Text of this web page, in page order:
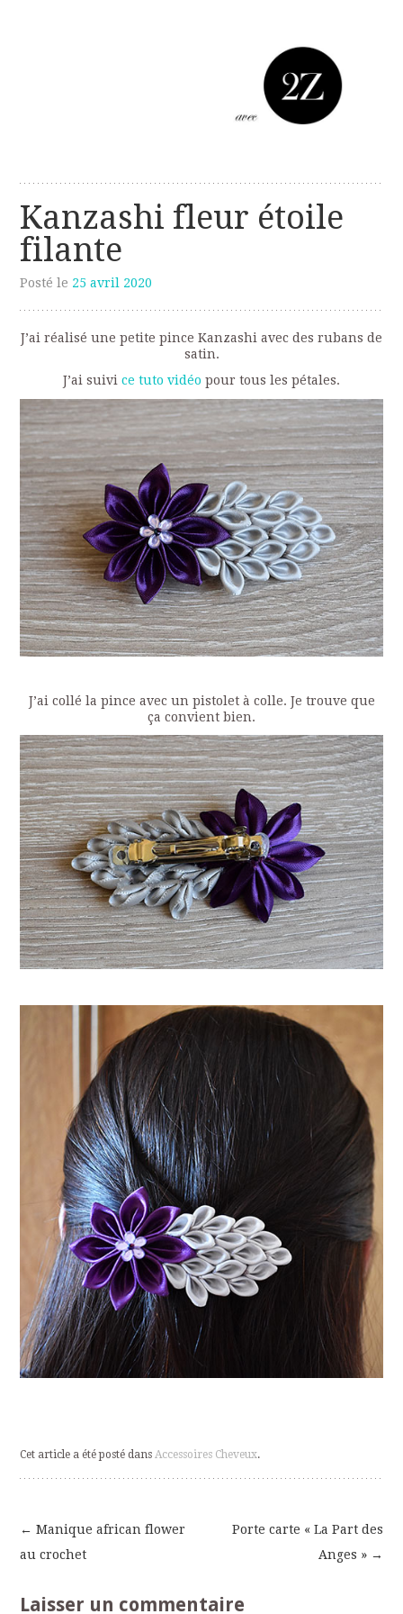
avec deux z
Kanzashi fleur étoile
filante
Posté le 25 avril 2020
J’ai réalisé une petite pince Kanzashi avec des rubans de
satin.
J’ai suivi ce tuto vidéo pour tous les pétales.
J’ai collé la pince avec un pistolet à colle. Je trouve que
ça convient bien.
Cet article a été posté dansAccessoires Cheveux.
Navigation
des
← Manique african flower
au crochet
Porte carte « La Part des
Anges » →
Laisser un commentaire